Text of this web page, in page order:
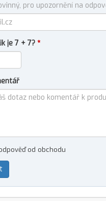
pro upozornění na
je 7 + 7? *
od obchodu